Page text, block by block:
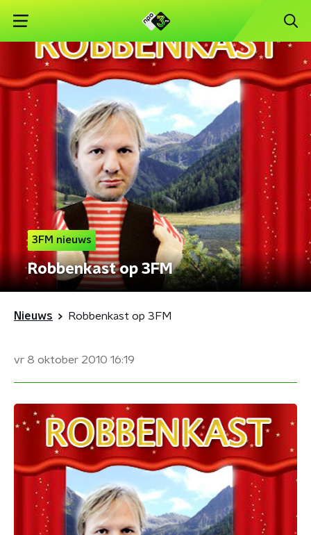
3FM nieuws
Robbenkast op 3FM
Nieuws Robbenkast op 3FM
vr 8 oktober 2010 16:19